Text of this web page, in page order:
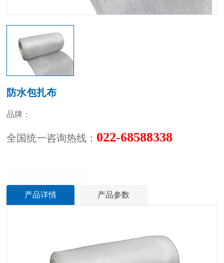
防水包扎布
品牌：
全国统一咨询热线： 022-68588338
产品详情 产品参数